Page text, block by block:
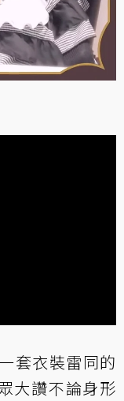
套衣裝雷同的
大讚不論身形